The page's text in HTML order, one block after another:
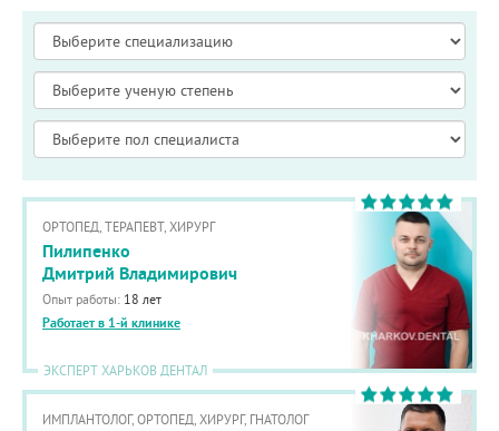
ОРТОПЕД, ТЕРАПЕВТ, ХИРУРГ
Пилипенко
Дмитрий Владимирович
Опыт работы: 18 лет
Работает в 1-й клинике
ЭКСПЕРТ ХАРЬКОВ ДЕНТАЛ
ИМПЛАНТОЛОГ, ОРТОПЕД, ХИРУРГ, ГНАТОЛОГ